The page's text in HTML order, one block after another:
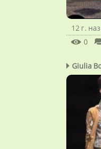
12 г.
0
Giulia